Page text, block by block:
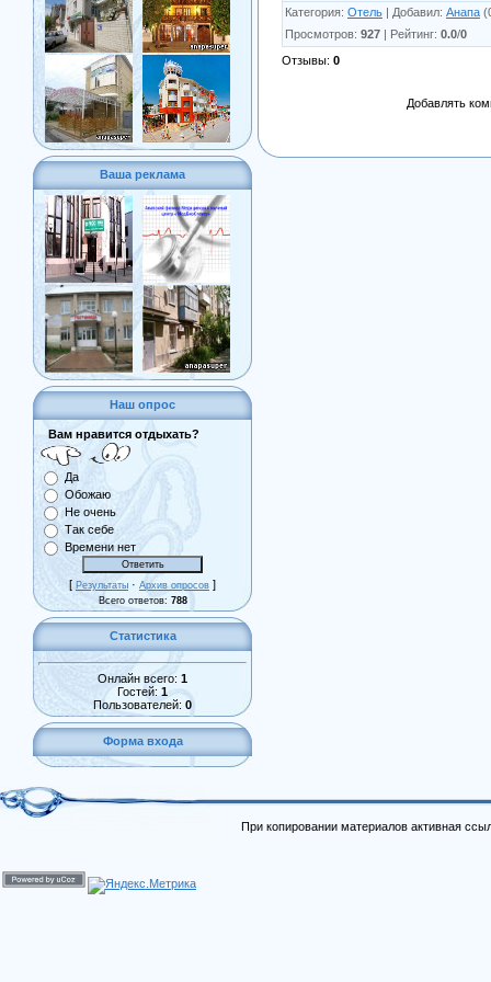
Ваша реклама
Наш опрос
Вам нравится отдыхать?
Да
Обожаю
Не очень
Так себе
Времени нет
[ Результаты · Архив опросов ]
Всего ответов: 788
Статистика
Онлайн всего: 1
Гостей: 1
Пользователей: 0
Форма входа
Категория: Отель | Добавил: Анапа
Просмотров: 927 | Рейтинг: 0.0/0
Отзывы: 0
Добавлять
При копировании материалов активная